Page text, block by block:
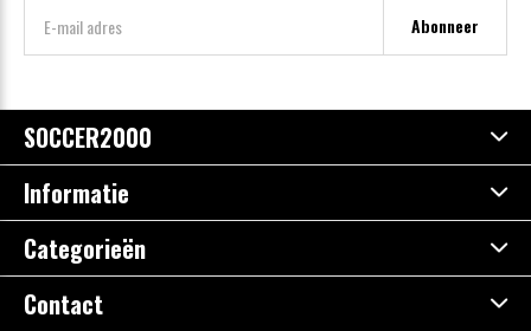
Abonneer
SOCCER2000
Informatie
Categorieën
Contact